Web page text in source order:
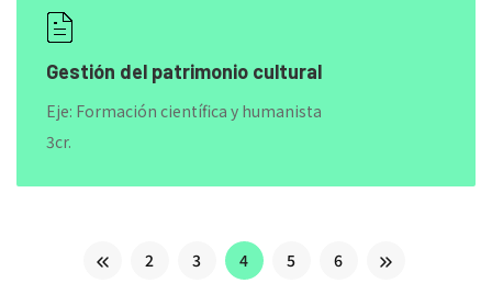
Gestión del patrimonio cultural
Eje: Formación científica y humanista
3cr.
2 3 4 5 6